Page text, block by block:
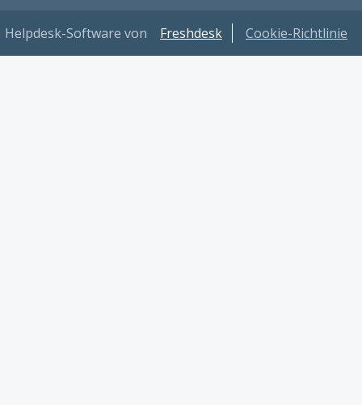
Helpdesk-Software von Freshdesk Cookie-Richtlinie